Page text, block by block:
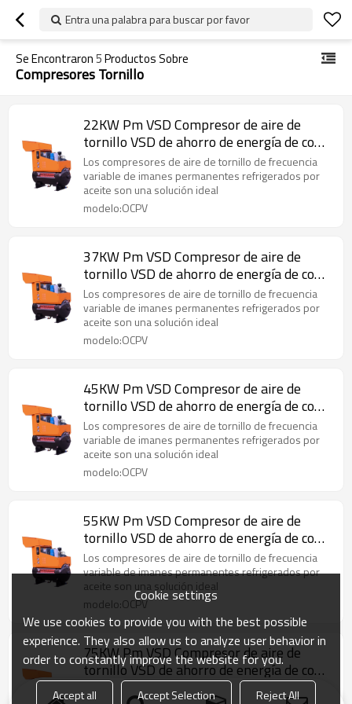
Entra una palabra para buscar por favor
Se Encontraron5Productos Sobre
Compresores Tornillo
22KW Pm VSD Compresor de aire de
tornillo VSD de ahorro de energía de con
enfriamiento de aceite
Los compresores de aire de tornillo de frecuencia
variable de imanes permanentes refrigerados por
aceite son una solución ideal
modelo:OCPV
37KW Pm VSD Compresor de aire de
tornillo VSD de ahorro de energía de con
enfriamiento de aceite
Los compresores de aire de tornillo de frecuencia
variable de imanes permanentes refrigerados por
aceite son una solución ideal
modelo:OCPV
45KW Pm VSD Compresor de aire de
tornillo VSD de ahorro de energía de con
enfriamiento de aceite
Los compresores de aire de tornillo de frecuencia
variable de imanes permanentes refrigerados por
aceite son una solución ideal
modelo:OCPV
55KW Pm VSD Compresor de aire de
tornillo VSD de ahorro de energía de con
enfriamiento de aceite
Los compresores de aire de tornillo de frecuencia
variable de imanes permanentes refrigerados por
aceite son una solución ideal
modelo:OCPV
75KW Pm VSD Compresor de aire de
tornillo VSD de ahorro de energía de con
enfriamiento de aceite
Los compresores de aire de tornillo de frecuencia
Cookie settings
We use cookies to provide you with the best possible
experience. They also allow us to analyze user behavior in
order to constantly improve the website for you.
Accept all Accept Selection Reject All